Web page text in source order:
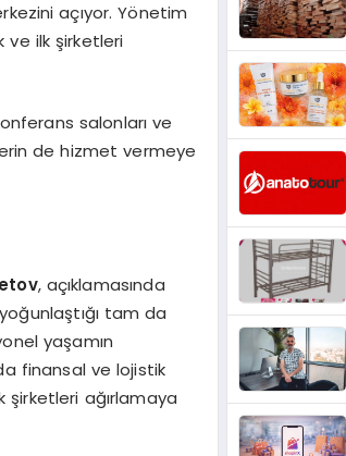
açıyor. Yönetim
ve ilk şirketleri
salonları ve
de hizmet vermeye
, açıklamasında
yoğunlaştığı tam da
yaşamın
finansal ve lojistik
şirketleri ağırlamaya